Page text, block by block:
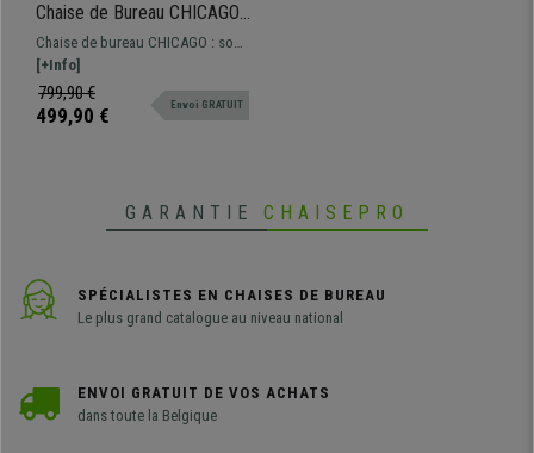
Chaise de Bureau CHICAGO,
Design Élégant, Dossier
Haut, en Cuir, Blanc
Chaise de bureau CHICAGO : son
design élégant et son ergonomie
font de cette chaise un excellent
modèle pour une utilisation
[+Info]
799,90 €
499,90 € Envoi GRATUIT
GARANTIE CHAISEPRO
SPÉCIALISTES EN CHAISES DE BUREAU
Le plus grand catalogue au niveau national
ENVOI GRATUIT DE VOS ACHATS
dans toute la Belgique